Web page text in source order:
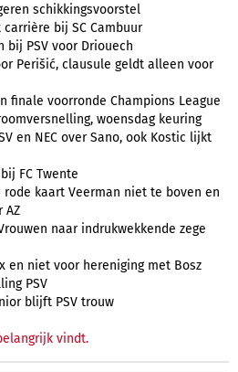
schikkingsvoorstel
bij SC Cambuur
bij PSV voor Driouech
Perišić, clausule geldt alleen voor
finale voorronde Champions League
woensdag keuring
en NEC over Sano, ook Kostic lijkt
FC Twente
rode kaart Veerman niet te boven en
AZ
naar indrukwekkende zege
en niet voor hereniging met Bosz
PSV
blijft PSV trouw
vindt.